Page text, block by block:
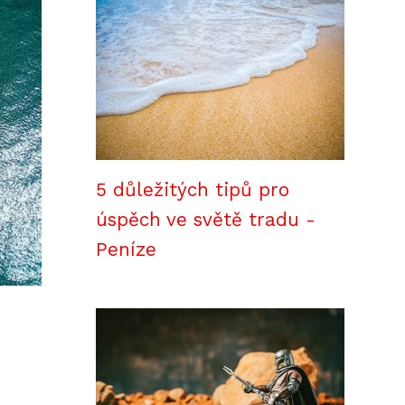
5 důležitých tipů pro
úspěch ve světě tradu -
Peníze